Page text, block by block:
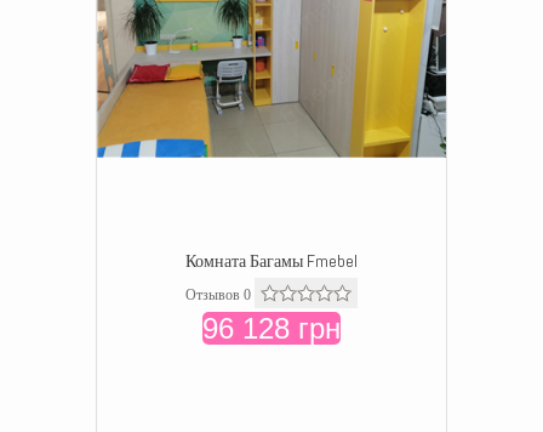
Комната Багамы Fmebel
Отзывов 0
96 128 грн